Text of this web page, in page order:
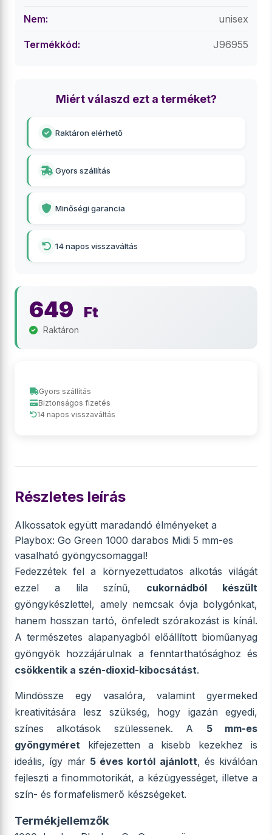
Nem: unisex
Termékkód: J96955
Miért válaszd ezt a terméket?
Raktáron elérhető
Gyors szállítás
Minőségi garancia
14 napos visszaváltás
649 Ft
Raktáron
Gyors szállítás
Biztonságos fizetés
14 napos visszaváltás
Részletes leírás
Alkossatok együtt maradandó élményeket a
Playbox: Go Green 1000 darabos Midi 5 mm-es
vasalható gyöngycsomaggal!
Fedezzétek fel a környezettudatos alkotás világát
ezzel a lila színű, cukornádból készült
gyöngykészlettel, amely nemcsak óvja bolygónkat,
hanem hosszan tartó, önfeledt szórakozást is kínál.
A természetes alapanyagból előállított bioműanyag
gyöngyök hozzájárulnak a fenntarthatósághoz és
csökkentik a szén-dioxid-kibocsátást.
Mindössze egy vasalóra, valamint gyermeked
kreativitására lesz szükség, hogy igazán egyedi,
színes alkotások szülessenek. A 5 mm-es
gyöngyméret kifejezetten a kisebb kezekhez is
ideális, így már 5 éves kortól ajánlott, és kiválóan
fejleszti a finommotorikát, a kézügyességet, illetve a
szín- és formafelismerő készségeket.
Termékjellemzők